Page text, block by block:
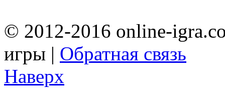
© 2012-2016 online-
игры | Обратная связь
Наверх